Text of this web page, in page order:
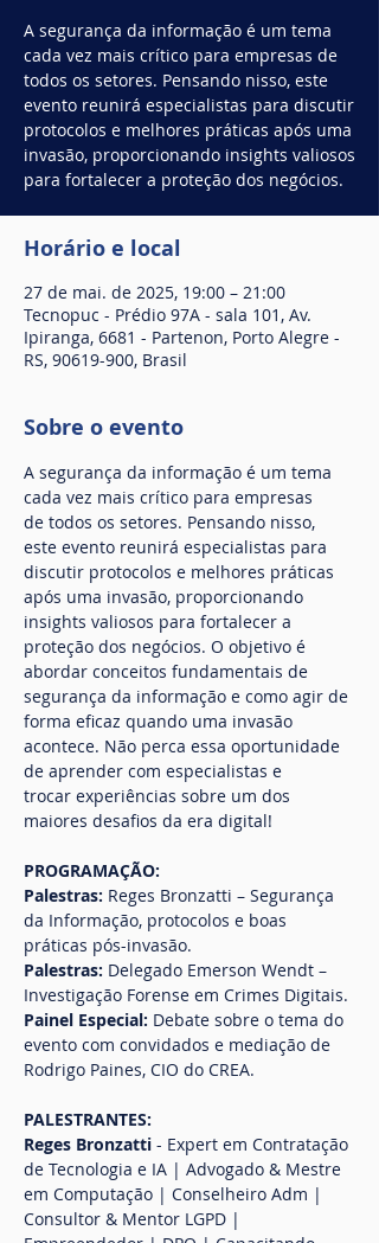
A segurança da informação é um tema
cada vez mais crítico para empresas de
todos os setores. Pensando nisso, este
evento reunirá especialistas para discutir
protocolos e melhores práticas após uma
invasão, proporcionando insights valiosos
para fortalecer a proteção dos negócios.
Horário e local
27 de mai. de 2025, 19:00 – 21:00
Tecnopuc - Prédio 97A - sala 101, Av.
Ipiranga, 6681 - Partenon, Porto Alegre -
RS, 90619-900, Brasil
Sobre o evento
A segurança da informação é um tema
cada vez mais crítico para empresas
de todos os setores. Pensando nisso,
este evento reunirá especialistas para
discutir protocolos e melhores práticas
após uma invasão, proporcionando
insights valiosos para fortalecer a
proteção dos negócios. O objetivo é
abordar conceitos fundamentais de
segurança da informação e como agir de
forma eficaz quando uma invasão
acontece. Não perca essa oportunidade
de aprender com especialistas e
trocar experiências sobre um dos
maiores desafios da era digital!
PROGRAMAÇÃO:
Palestras: Reges Bronzatti – Segurança
da Informação, protocolos e boas
práticas pós-invasão.
Palestras: Delegado Emerson Wendt –
Investigação Forense em Crimes Digitais.
Painel Especial: Debate sobre o tema do
evento com convidados e mediação de
Rodrigo Paines, CIO do CREA.
PALESTRANTES:
Reges Bronzatti - Expert em Contratação
de Tecnologia e IA | Advogado & Mestre
em Computação | Conselheiro Adm |
Consultor & Mentor LGPD |